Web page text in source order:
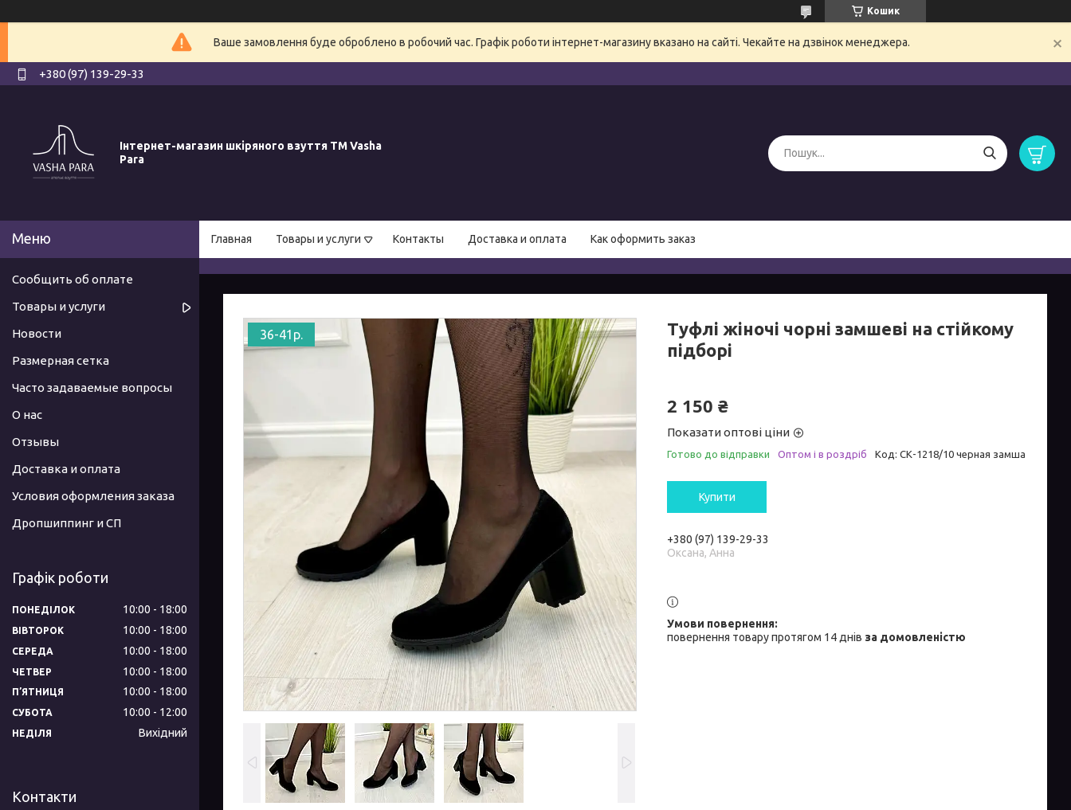
Кошик
Ваше замовлення буде оброблено в робочий час. Графік роботи інтернет-магазину вказано на сайті. Чекайте на дзвінок менеджера.
+380 (97) 139-29-33
Інтернет-магазин шкіряного взуття ТМ Vasha
Para
Главная Товары и услуги Контакты Доставка и оплата Как оформить заказ
36-41р.
Туфлі жіночі чорні замшеві на стійкому
підборі
2 150 ₴
Показати оптові ціни
Готово до відправки Оптом і в роздріб Код: СК-1218/10 черная замша
Купити
+380 (97) 139-29-33
Оксана, Анна
повернення товару протягом 14 днів за домовленістю
Сообщить об оплате
Товары и услуги
Новости
Размерная сетка
Часто задаваемые вопросы
О нас
Отзывы
Доставка и оплата
Условия оформления заказа
Дропшиппинг и СП
Графік роботи
ПОНЕДІЛОК 10:00 18:00
ВІВТОРОК 10:00 18:00
СЕРЕДА 10:00 18:00
ЧЕТВЕР 10:00 18:00
ПʼЯТНИЦЯ 10:00 18:00
СУБОТА 10:00 12:00
НЕДІЛЯ Вихідний
Контакти